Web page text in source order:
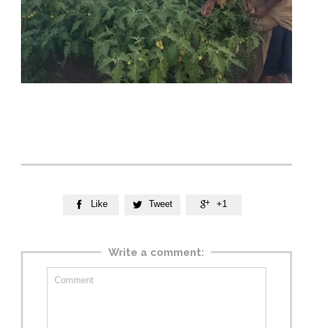
 Like  Tweet  +1
Write a comment: